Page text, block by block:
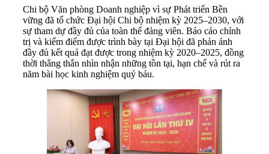
Chi bộ Văn phòng Doanh nghiệp vì sự Phát triển Bền
vững đã tổ chức Đại hội Chi bộ nhiệm kỳ 2025–2030, với
sự tham dự đầy đủ của toàn thể đảng viên. Báo cáo chính
trị và kiểm điểm được trình bày tại Đại hội đã phản ánh
đầy đủ kết quả đạt được trong nhiệm kỳ 2020–2025, đồng
thời thẳng thắn nhìn nhận những tồn tại, hạn chế và rút ra
năm bài học kinh nghiệm quý báu.